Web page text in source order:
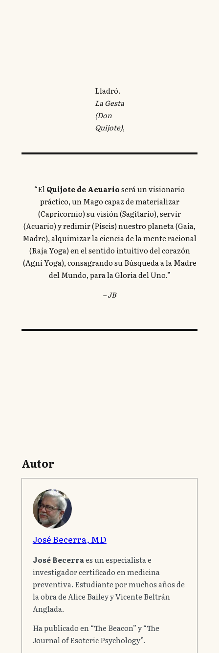
Lladró.
La Gesta
(Don
Quijote),
“ElQuijote de Acuarioserá un visionario
práctico, un Mago capaz de materializar
(Capricornio) su visión (Sagitario), servir
(Acuario) y redimir (Piscis) nuestro planeta (Gaia,
Madre), alquimizar la ciencia de la mente racional
(Raja Yoga) en el sentido intuitivo del corazón
(Agni Yoga), consagrando su Búsqueda a la Madre
del Mundo, para la Gloria del Uno.”
– JB
Autor
José Becerra, MD
José Becerraes un especialista e
investigador certificado en medicina
preventiva. Estudiante por muchos años de
la obra de Alice Bailey y Vicente Beltrán
Anglada.
Ha publicado en “The Beacon” y “The
Journal of Esoteric Psychology”.